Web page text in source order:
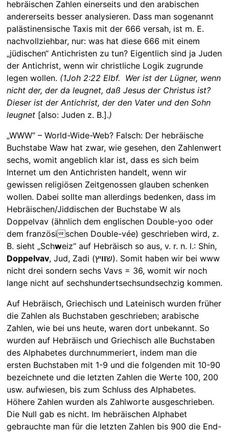
hebräischen Zahlen einerseits und den arabischen
andererseits besser analysieren. Dass man sogenannt
palästinensische Taxis mit der 666 versah, ist m. E.
nachvollziehbar, nur: was hat diese 666 mit einem
„jüdischen“ Antichristen zu tun? Eigentlich sind ja Juden
der Antichrist, wenn wir christliche Logik zugrunde
legen wollen. (1Joh 2:22 Elbf. Wer ist der Lügner, wenn
nicht der, der da leugnet, daß Jesus der Christus ist?
Dieser ist der Antichrist, der den Vater und den Sohn
leugnet[also: Juden z. B.].)
„WWW“ – World-Wide-Web? Falsch: Der hebräische
Buchstabe Waw hat zwar, wie gesehen, den Zahlenwert
sechs, womit angeblich klar ist, dass es sich beim
Internet um den Antichristen handelt, wenn wir
gewissen religiösen Zeitgenossen glauben schenken
wollen. Dabei sollte man allerdings bedenken, dass im
Hebräischen/Jiddischen der Buchstabe W als
Doppelvav (ähnlich dem englischen Double-yoo oder
dem französischen Double-vée) geschrieben wird, z.
B. sieht „Schweiz“ auf Hebräisch so aus, v. r. n. l.: Shin,
Doppelvav
, Jud, Zadi (שוויץ). Somit haben wir bei www
nicht drei sondern sechs Vavs = 36, womit wir noch
lange nicht auf sechshundertsechsundsechzig kommen.
Auf Hebräisch, Griechisch und Lateinisch wurden früher
die Zahlen als Buchstaben geschrieben; arabische
Zahlen, wie bei uns heute, waren dort unbekannt. So
wurden auf Hebräisch und Griechisch alle Buchstaben
des Alphabetes durchnummeriert, indem man die
ersten Buchstaben mit 1-9 und die folgenden mit 10-90
bezeichnete und die letzten Zahlen die Werte 100, 200
usw. aufwiesen, bis zum Schluss des Alphabetes.
Höhere Zahlen wurden als Zahlworte ausgeschrieben.
Die Null gab es nicht. Im hebräischen Alphabet
gebrauchte man für die letzten Zahlen bis 900 die End-